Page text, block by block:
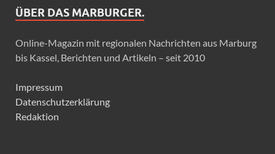
ÜBER DAS MARBURGER.
Online-Magazin mit regionalen Nachrichten aus Marburg
bis Kassel, Berichten und Artikeln – seit 2010
Impressum
Datenschutzerklärung
Redaktion